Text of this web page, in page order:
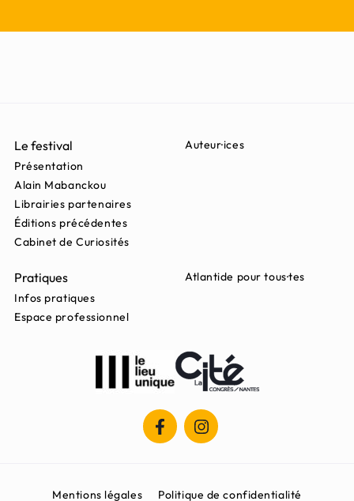
Le festival
Présentation
Alain Mabanckou
Librairies partenaires
Éditions précédentes
Cabinet de Curiosités
Auteur·ices
Pratiques
Infos pratiques
Espace professionnel
Atlantide pour tous·tes
Mentions légales Politique de confidentialité